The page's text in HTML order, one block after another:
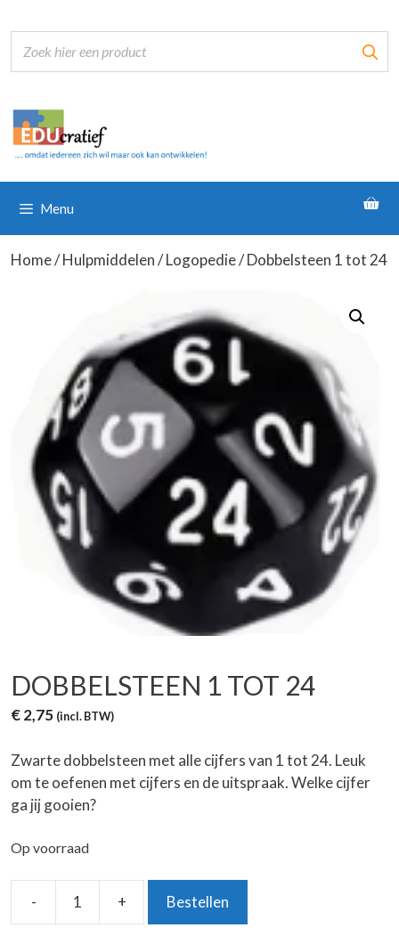
naar
inhoud
Menu
Home/Hulpmiddelen/Logopedie/ Dobbelsteen 1 tot 24
DOBBELSTEEN 1 TOT 24
€2,75 (incl. BTW)
Zwarte dobbelsteen met alle cijfers van 1 tot 24. Leuk
om te oefenen met cijfers en de uitspraak. Welke cijfer
ga jij gooien?
Op voorraad
-
Dobbelsteen
+ Bestellen